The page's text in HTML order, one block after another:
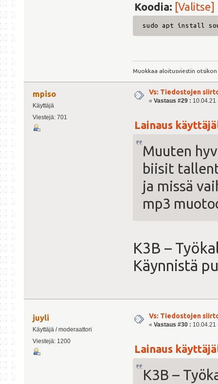
Koodia: [Valitse]
sudo apt install
Muokkaa aloitusviestin otsikon
mpiso
Käyttäjä
Viestejä: 701
Vs: Tiedostojen
« Vastaus #29 : 10.04.21
Lainaus
Muuten
biisit
ja missä
mp3
K3B –
Käynnistä
juyli
Käyttäjä / moderaattori
Viestejä: 1200
Vs: Tiedostojen
« Vastaus #30 : 10.04.21
Lainaus
K3B –